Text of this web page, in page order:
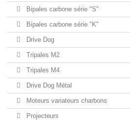
Bipales carbone série "S"
Bipales carbone série "K"
Drive Dog
Tripales M2
Tripales M4
Drive Dog Métal
Moteurs variateurs charbons
Projecteurs